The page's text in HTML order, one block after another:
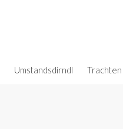
Umstandsdirndl